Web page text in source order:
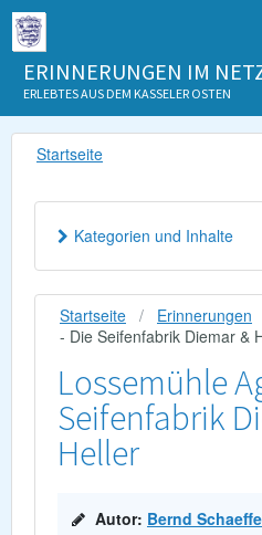
ERINNERUNGEN IM
ERLEBTES AUS DEM KASSELER OSTEN
Startseite
Startseite Erinnerungen
- Die Seifenfabrik Diemar &
Lossemühle
Seifenfabrik
Heller
Autor: Bernd
Kategorien und Inhalte